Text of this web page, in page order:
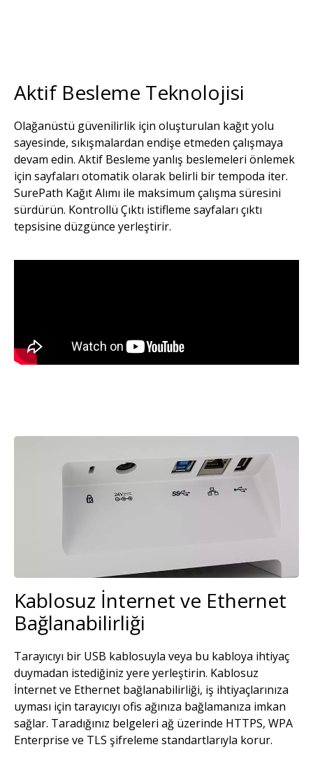
Aktif Besleme Teknolojisi
Olağanüstü güvenilirlik için oluşturulan kağıt yolu
sayesinde, sıkışmalardan endişe etmeden çalışmaya
devam edin. Aktif Besleme yanlış beslemeleri önlemek
için sayfaları otomatik olarak belirli bir tempoda iter.
SurePath Kağıt Alımı ile maksimum çalışma süresini
sürdürün. Kontrollü Çıktı istifleme sayfaları çıktı
tepsisine düzgünce yerleştirir.
Kablosuz İnternet ve Ethernet
Bağlanabilirliği
Tarayıcıyı bir USB kablosuyla veya bu kabloya ihtiyaç
duymadan istediğiniz yere yerleştirin. Kablosuz
İnternet ve Ethernet bağlanabilirliği, iş ihtiyaçlarınıza
uyması için tarayıcıyı ofis ağınıza bağlamanıza imkan
sağlar. Taradığınız belgeleri ağ üzerinde HTTPS, WPA
Enterprise ve TLS şifreleme standartlarıyla korur.